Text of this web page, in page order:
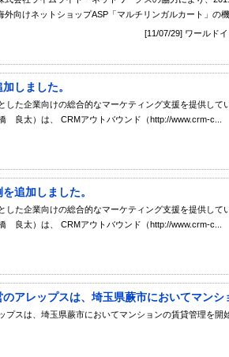
外向けネットショップASP「マルチリンガルカート」の
[11/07/29] ワールド
しました。
した企業向けの総合的なマーケティング支援を提供し
良太）は、 CRMアウトバウンド（http://www.crm-c...
追加しました。
した企業向けの総合的なマーケティング支援を提供し
良太）は、 CRMアウトバウンド（http://www.crm-c...
アレップスは、埼玉県蕨市においてマンシ
プスは、埼玉県蕨市においてマンションの賃貸管理を開